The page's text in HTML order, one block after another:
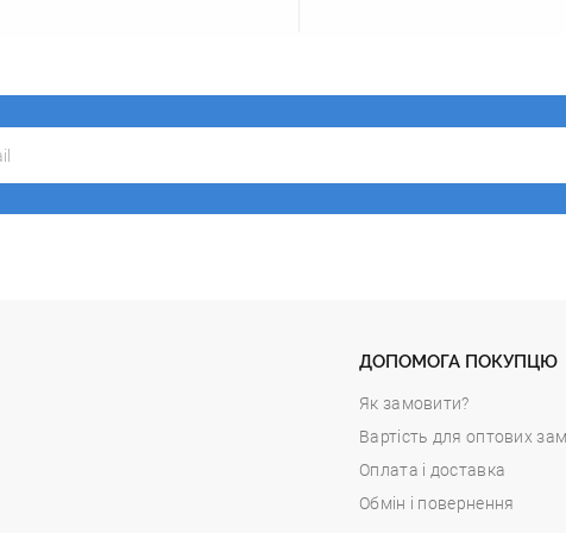
ДОПОМОГА ПОКУПЦЮ
Як замовити?
Вартість для оптових
Оплата і доставка
Обмін і повернення